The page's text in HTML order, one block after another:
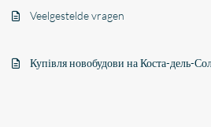
Veelgestelde vragen
Купівля новобудови на Коста-дель-